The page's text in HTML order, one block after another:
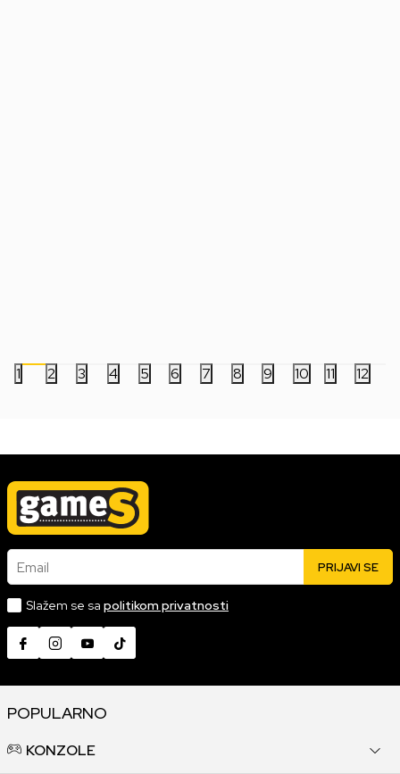
1 2 3 4 5 6 7 8 9 10 11 12
Email PRIJAVI SE
Slažem se sa politikom privatnosti
POPULARNO
KONZOLE